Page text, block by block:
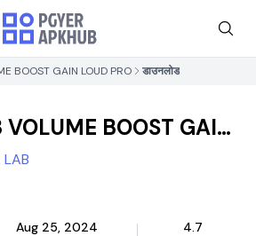
BOOST GAIN LOUD PRO डाउनलोड
VOLUME BOOST GAIN
PRO
LAB
Aug 25, 2024 4.7